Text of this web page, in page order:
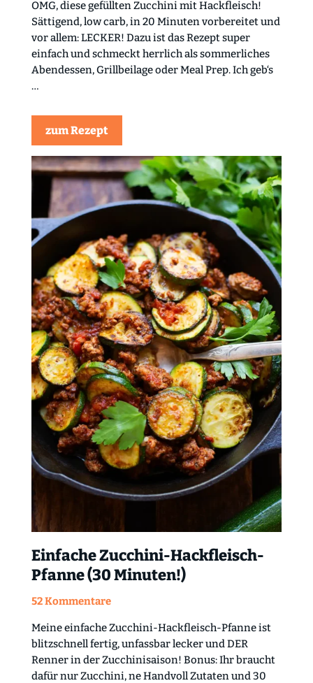
OMG, diese gefüllten Zucchini mit Hackfleisch!
Sättigend, low carb, in 20 Minuten vorbereitet und
vor allem: LECKER! Dazu ist das Rezept super
einfach und schmeckt herrlich als sommerliches
Abendessen, Grillbeilage oder Meal Prep. Ich geb‘s
…
zum Rezept
Einfache Zucchini-Hackfleisch-
Pfanne (30 Minuten!)
52 Kommentare
Meine einfache Zucchini-Hackfleisch-Pfanne ist
blitzschnell fertig, unfassbar lecker und DER
Renner in der Zucchinisaison! Bonus: Ihr braucht
dafür nur Zucchini, ne Handvoll Zutaten und 30